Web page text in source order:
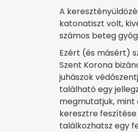
A
katonatiszt volt,
számos beteg
Ezért (és másért)
Szent Korona
juhászok
található egy
megmutatjuk,
keresztre
találkozhatsz egy